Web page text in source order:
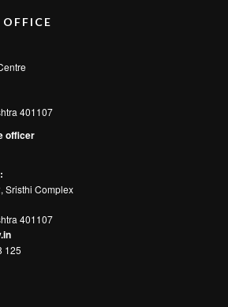
401107
officer
Sristhi Complex
401107
125